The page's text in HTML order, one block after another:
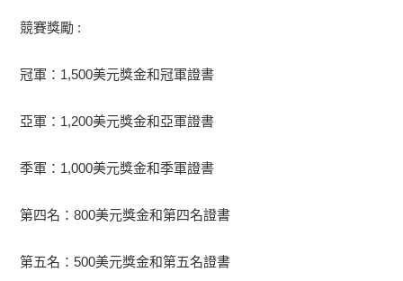
競賽獎勵 :
冠軍：1,500美元獎金和冠軍證書
亞軍：1,200美元獎金和亞軍證書
季軍：1,000美元獎金和季軍證書
第四名：800美元獎金和第四名證書
第五名：500美元獎金和第五名證書